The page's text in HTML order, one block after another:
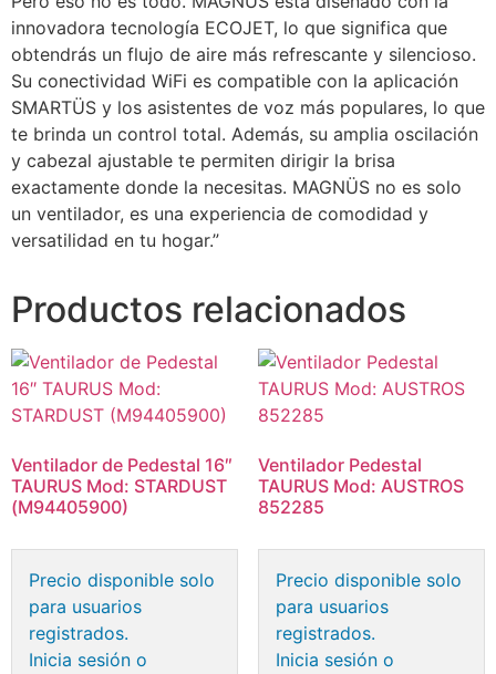
innovadora tecnología ECOJET, lo que significa que
obtendrás un flujo de aire más refrescante y silencioso.
Su conectividad WiFi es compatible con la aplicación
SMARTÜS y los asistentes de voz más populares, lo que
te brinda un control total. Además, su amplia oscilación
y cabezal ajustable te permiten dirigir la brisa
exactamente donde la necesitas. MAGNÜS no es solo
un ventilador, es una experiencia de comodidad y
versatilidad en tu hogar.”
Productos relacionados
Ventilador de Pedestal 16″
TAURUS Mod: STARDUST
(M94405900)
Precio disponible solo
para usuarios
registrados.
Inicia sesión o
Ventilador Pedestal
TAURUS Mod: AUSTROS
852285
Precio disponible solo
para usuarios
registrados.
Inicia sesión o